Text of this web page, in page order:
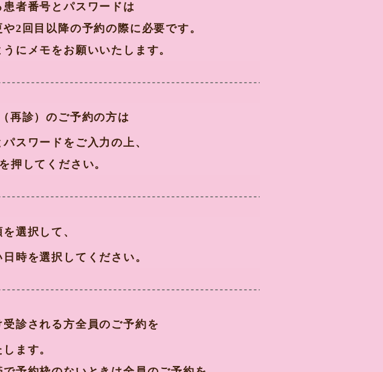
者番号とパスワードは
2回目以降の予約の際に必要です。
にメモをお願いいたします。
再診）のご予約の方は
スワードをご入力の上、
押してください。
選択して、
時を選択してください。
受診される方全員のご予約を
ます。